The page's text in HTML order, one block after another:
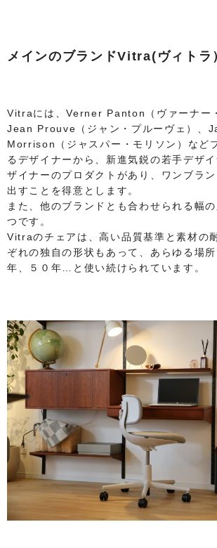
メインのブランドVitra(ヴィトラ
Vitraには、Verner Panton（ヴァーナー
Jean Prouve（ジャン・プルーヴェ）、
Morrison（ジャスパー・モリソン）など
るデザイナーから、新進気鋭の若手デザ
ザイナーのプロダクトがあり、ワンブラ
出すことを得意とします。
また、他のブランドとも合わせられる幅
つです。
Vitraのチェアは、高い品質基準と素材の
ぞれの独自の形状もあって、あらゆる場
年、５０年…と使い続けられています。